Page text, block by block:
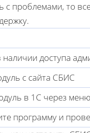
с проблемами, то
наличии доступа
с сайта СБИС
в 1С через
программу и